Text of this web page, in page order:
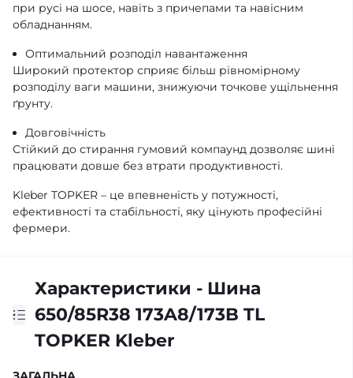
при русі на шосе, навіть з причепами та навісним
обладнанням.
Оптимальний розподіл навантаження
Широкий протектор сприяє більш рівномірному
розподілу ваги машини, знижуючи точкове ущільнення
ґрунту.
Довговічність
Стійкий до стирання гумовий компаунд дозволяє шині
працювати довше без втрати продуктивності.
Kleber TOPKER – це впевненість у потужності,
ефективності та стабільності, яку цінують професійні
фермери.
Характеристики - Шина
650/85R38 173A8/173B TL
TOPKER Kleber